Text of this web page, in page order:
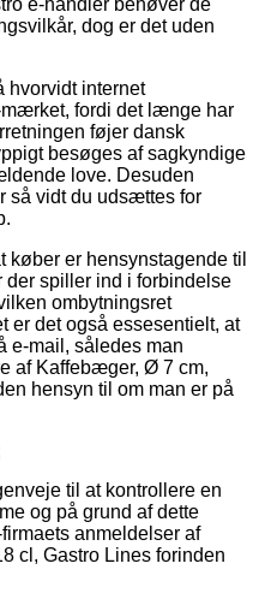
dog er det uden
hvorvidt internet
fordi det længe har
føjer dansk
besøges af sagkyndige
love. Desuden
så vidt du udsættes for
køber er hensynstagende til
spiller ind i forbindelse
ombytningsret
er det også essesentielt, at
e-mail, således man
af Kaffebæger, Ø 7 cm,
hensyn til om man er på
til at kontrollere en
og på grund af dette
anmeldelser af
cl, Gastro Lines forinden